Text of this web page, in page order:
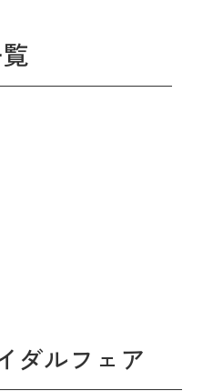
ダルフェア